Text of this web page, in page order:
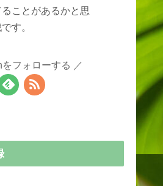
ことがあるかと思
す。
をフォローする